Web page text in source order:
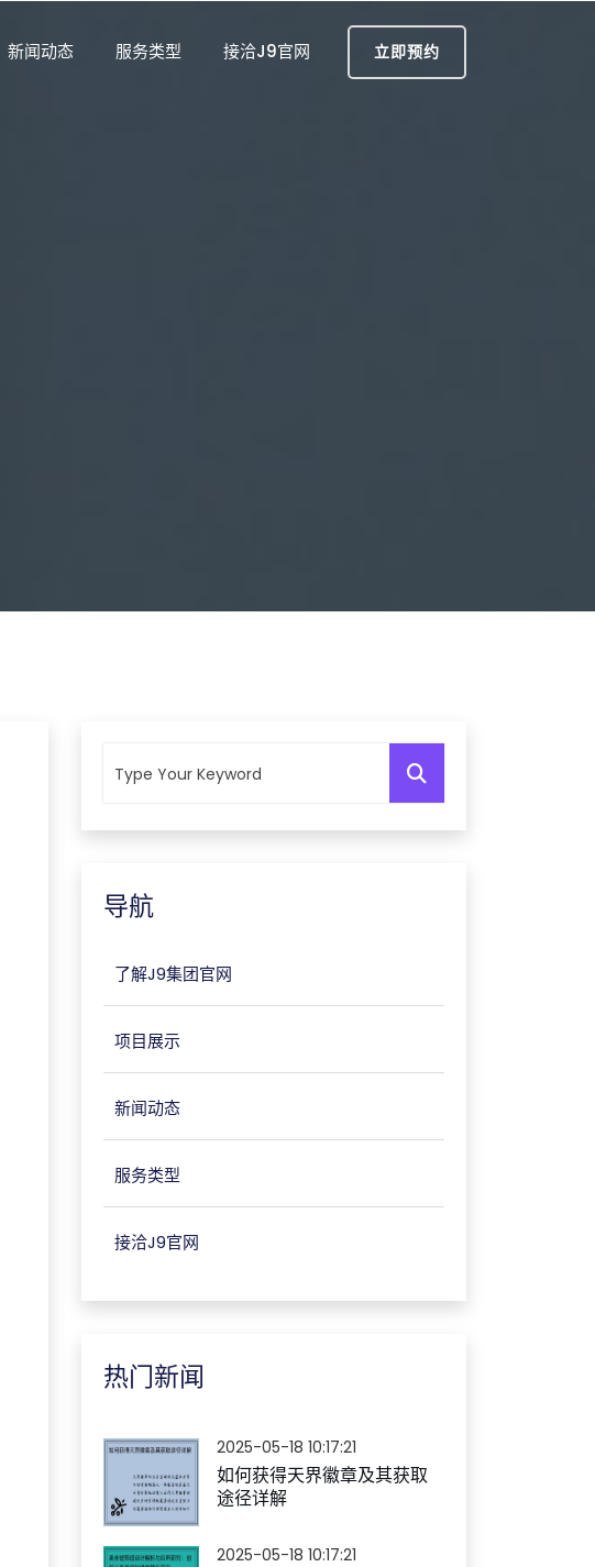
新闻动态 服务类型 接洽J9官网 立即预约
导航
了解J9集团官网
项目展示
新闻动态
服务类型
接洽J9官网
热门新闻
2025-05-18 10:17:21
如何获得天界徽章及其获取
途径详解
2025-05-18 10:17:21